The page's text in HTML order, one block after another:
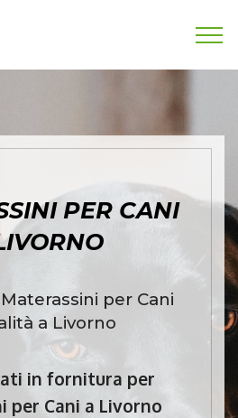
PER CANI
per Cani
a Livorno
in fornitura per
per Cani a Livorno